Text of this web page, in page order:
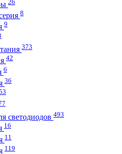
8
9
373
42
6
36
светодиодов 493
16
11
119